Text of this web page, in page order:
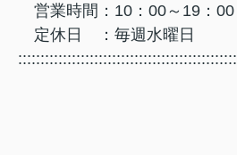
営業時間：10：00～19：00
定休日 ：毎週水曜日